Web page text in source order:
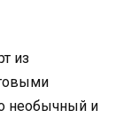
из
необычный и